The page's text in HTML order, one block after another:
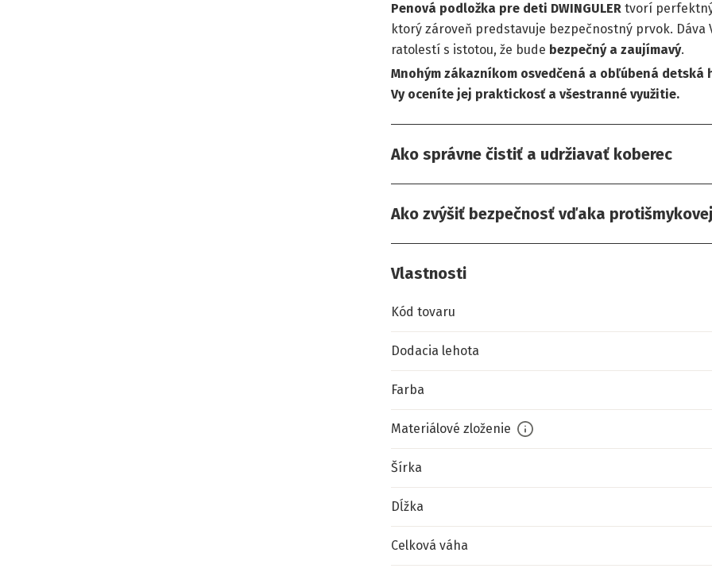
Penová podložka pre deti DWINGULER tvorí
ktorý zároveň predstavuje bezpečnostný prvok.
ratolestí s istotou, že bude bezpečný a zaujímavý.
Mnohým zákazníkom osvedčená a obľúbená detská
Vy oceníte jej praktickosť a všestranné využitie.
Ako správne čistiť a udržiavať koberec
Ako zvýšiť bezpečnosť vďaka
Vlastnosti
Kód tovaru
Dodacia lehota
Farba
Materiálové zloženie
Šírka
Dĺžka
Celková váha